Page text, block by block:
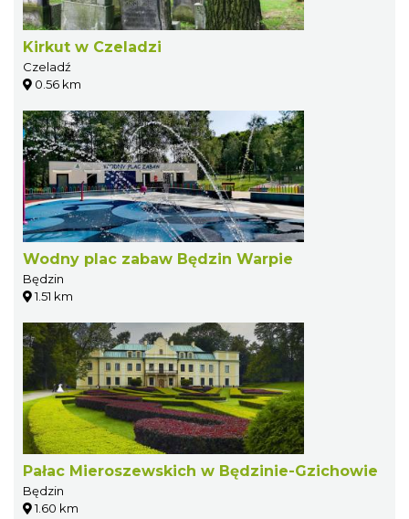
Kirkut w Czeladzi
Czeladź
0.56 km
Wodny plac zabaw Będzin Warpie
Będzin
1.51 km
Pałac Mieroszewskich w Będzinie-Gzichowie
Będzin
1.60 km